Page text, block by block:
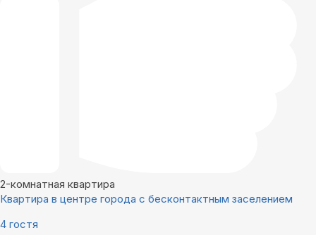
2-комнатная квартира
Квартира в центре города с бесконтактным заселением
4 гостя